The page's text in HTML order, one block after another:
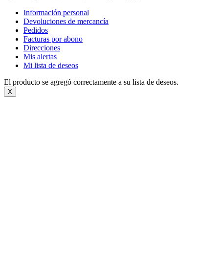
Información personal
Devoluciones de mercancía
Pedidos
Facturas por abono
Direcciones
Mis alertas
Mi lista de deseos
El producto se agregó correctamente a su lista de deseos.
X